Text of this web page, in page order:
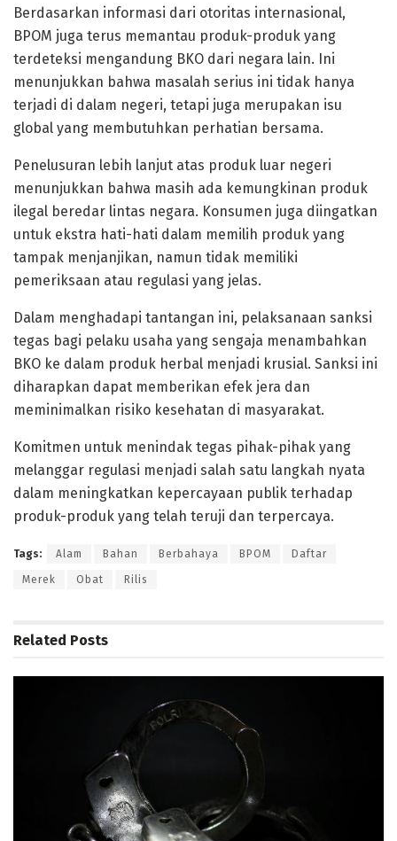
Berdasarkan informasi dari otoritas internasional,
BPOM juga terus memantau produk-produk yang
terdeteksi mengandung BKO dari negara lain. Ini
menunjukkan bahwa masalah serius ini tidak hanya
terjadi di dalam negeri, tetapi juga merupakan isu
global yang membutuhkan perhatian bersama.
Penelusuran lebih lanjut atas produk luar negeri
menunjukkan bahwa masih ada kemungkinan produk
ilegal beredar lintas negara. Konsumen juga diingatkan
untuk ekstra hati-hati dalam memilih produk yang
tampak menjanjikan, namun tidak memiliki
pemeriksaan atau regulasi yang jelas.
Dalam menghadapi tantangan ini, pelaksanaan sanksi
tegas bagi pelaku usaha yang sengaja menambahkan
BKO ke dalam produk herbal menjadi krusial. Sanksi ini
diharapkan dapat memberikan efek jera dan
meminimalkan risiko kesehatan di masyarakat.
Komitmen untuk menindak tegas pihak-pihak yang
melanggar regulasi menjadi salah satu langkah nyata
dalam meningkatkan kepercayaan publik terhadap
produk-produk yang telah teruji dan terpercaya.
Tags: Alam Bahan Berbahaya BPOM Daftar
Merek Obat Rilis
Related Posts